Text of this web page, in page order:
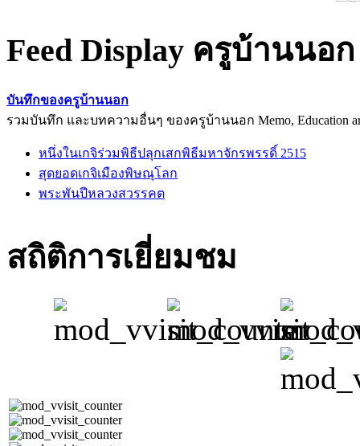
Feed Display ครูบ้านนอก
บันทึกของครูบ้านนอก
รวมบันทึก และบทความอื่นๆ ของครูบ้านนอก Memo, Education
หนึ่งในเกจิร่วมพิธีปลุกเสกพิธีมหาจักรพรรดิ์ 2515
สุดยอดเกจิเมืองพิษณุโลก
พระพันปีหลวงสวรรคต
สถิติการเยี่ยมชม